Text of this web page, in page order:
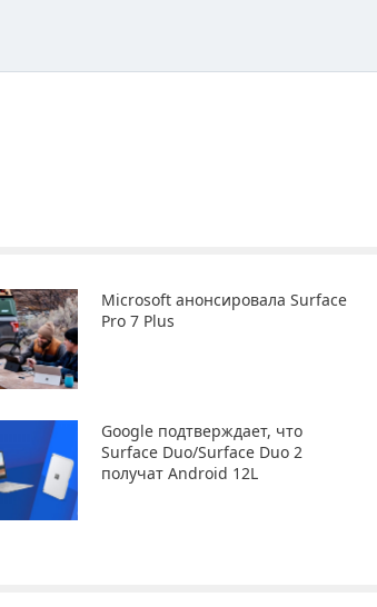
Microsoft анонсировала Surface
Pro 7 Plus
Google подтверждает, что
Surface Duo/Surface Duo 2
получат Android 12L